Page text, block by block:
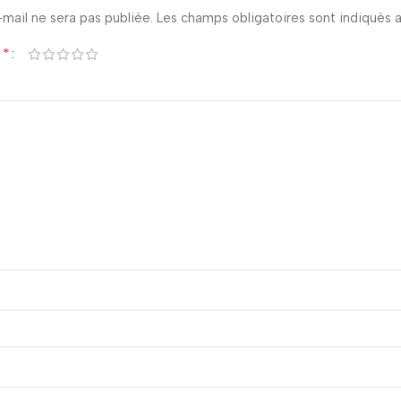
ne sera pas publiée. Les champs obligatoires sont indiqués
*